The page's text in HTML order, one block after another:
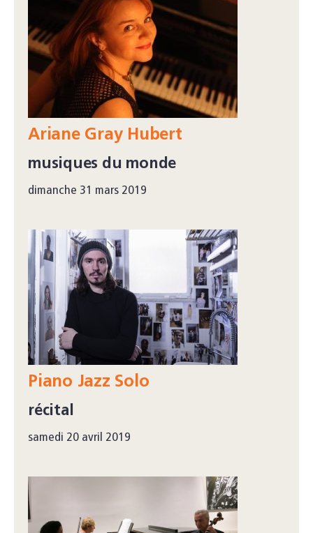
Ariane Gray Hubert
musiques du monde
dimanche 31 mars 2019
Piano Jazz Solo
récital
samedi 20 avril 2019